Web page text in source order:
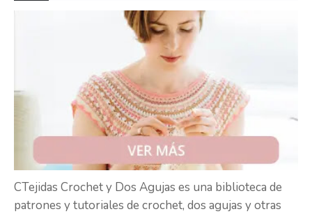
CTejidas Crochet y Dos Agujas es una biblioteca de
patrones y tutoriales de crochet, dos agujas y otras